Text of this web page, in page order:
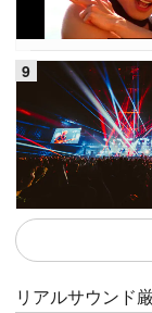
リアルサウンド